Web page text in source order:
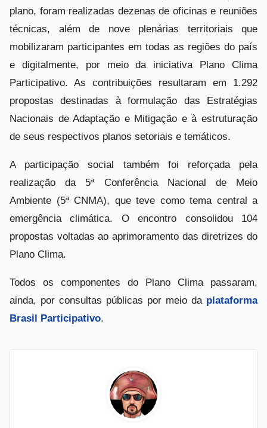
plano, foram realizadas dezenas de oficinas e reuniões
técnicas, além de nove plenárias territoriais que
mobilizaram participantes em todas as regiões do país
e digitalmente, por meio da iniciativa Plano Clima
Participativo. As contribuições resultaram em 1.292
propostas destinadas à formulação das Estratégias
Nacionais de Adaptação e Mitigação e à estruturação
de seus respectivos planos setoriais e temáticos.
A participação social também foi reforçada pela
realização da 5ª Conferência Nacional de Meio
Ambiente (5ª CNMA), que teve como tema central a
emergência climática. O encontro consolidou 104
propostas voltadas ao aprimoramento das diretrizes do
Plano Clima.
Todos os componentes do Plano Clima passaram,
ainda, por consultas públicas por meio daplataforma
Brasil Participativo.